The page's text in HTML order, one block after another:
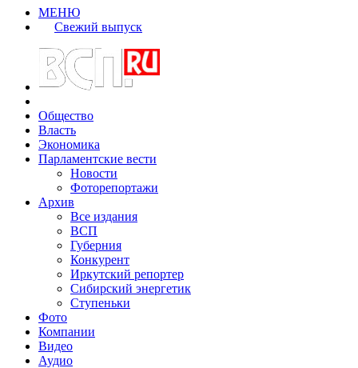
МЕНЮ
Свежий выпуск
Общество
Власть
Экономика
Парламентские вести
Новости
Фоторепортажи
Архив
Все издания
ВСП
Губерния
Конкурент
Иркутский репортер
Сибирский энергетик
Ступеньки
Фото
Компании
Видео
Аудио